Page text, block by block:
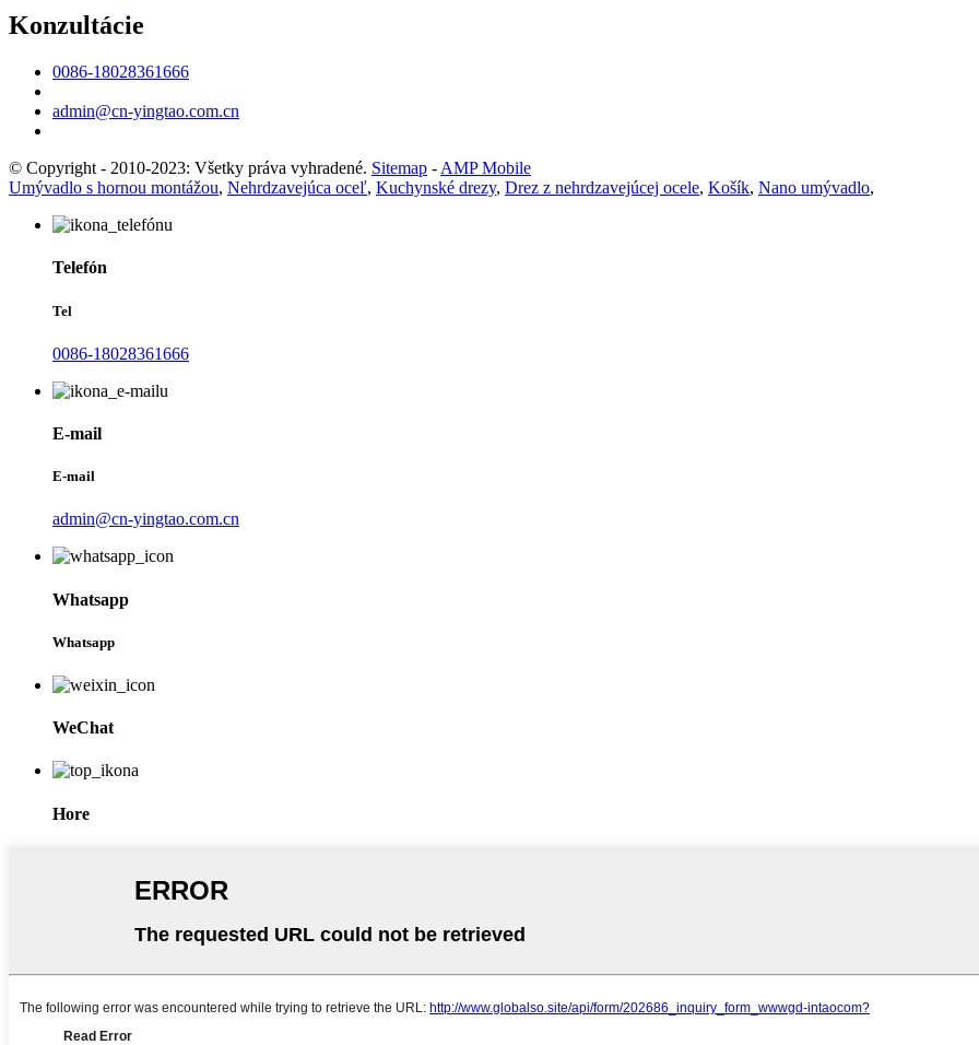
Konzultácie
0086-18028361666
admin@cn-yingtao.com.cn
© Copyright - 2010-2023: Všetky práva vyhradené. Sitemap - AMP Mobile
Umývadlo s hornou montážou, Nehrdzavejúca oceľ, Kuchynské drezy, Drez z nehrdzavejúcej ocele, Košík, Nano umývadlo,
Telefón
Tel
0086-18028361666
E-mail
E-mail
admin@cn-yingtao.com.cn
Whatsapp
Whatsapp
WeChat
Hore